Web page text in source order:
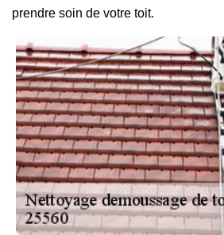
prendre soin de votre toit.